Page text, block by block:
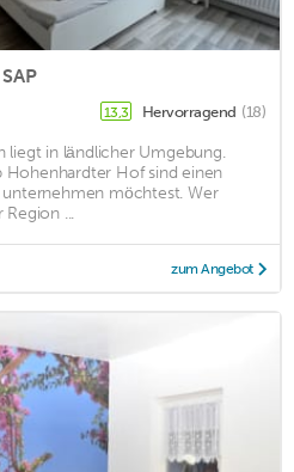
13,3 Hervorragend (18)
liegt in ländlicher Umgebung.
Hof sind einen
möchtest. Wer
...
zum Angebot